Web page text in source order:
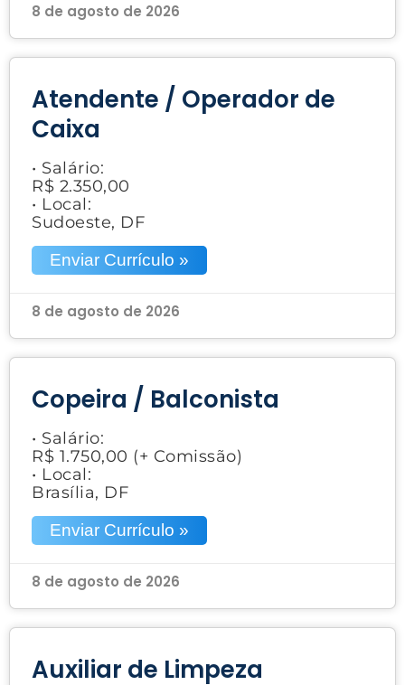
8 de agosto de 2026
Atendente / Operador de
Caixa
• Salário:
R$ 2.350,00
• Local:
Sudoeste, DF
Enviar Currículo »
8 de agosto de 2026
Copeira / Balconista
• Salário:
R$ 1.750,00 (+ Comissão)
• Local:
Brasília, DF
Enviar Currículo »
8 de agosto de 2026
Auxiliar de Limpeza